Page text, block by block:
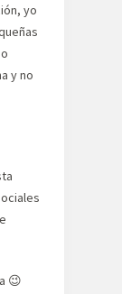
yo
y no
😉